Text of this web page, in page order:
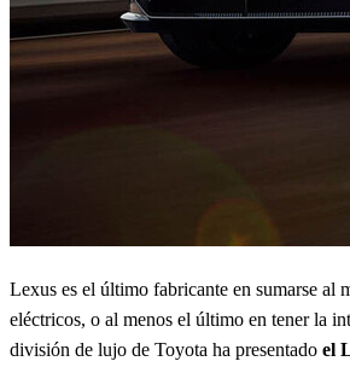
Lexus es el último fabricante en sumarse al
eléctricos, o al menos el último en tener la
división de lujo de Toyota ha presentado el